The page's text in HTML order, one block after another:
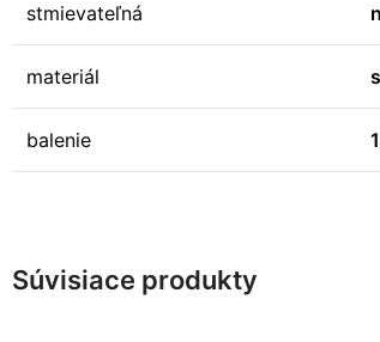
stmievateľná
materiál
balenie
Súvisiace produkty